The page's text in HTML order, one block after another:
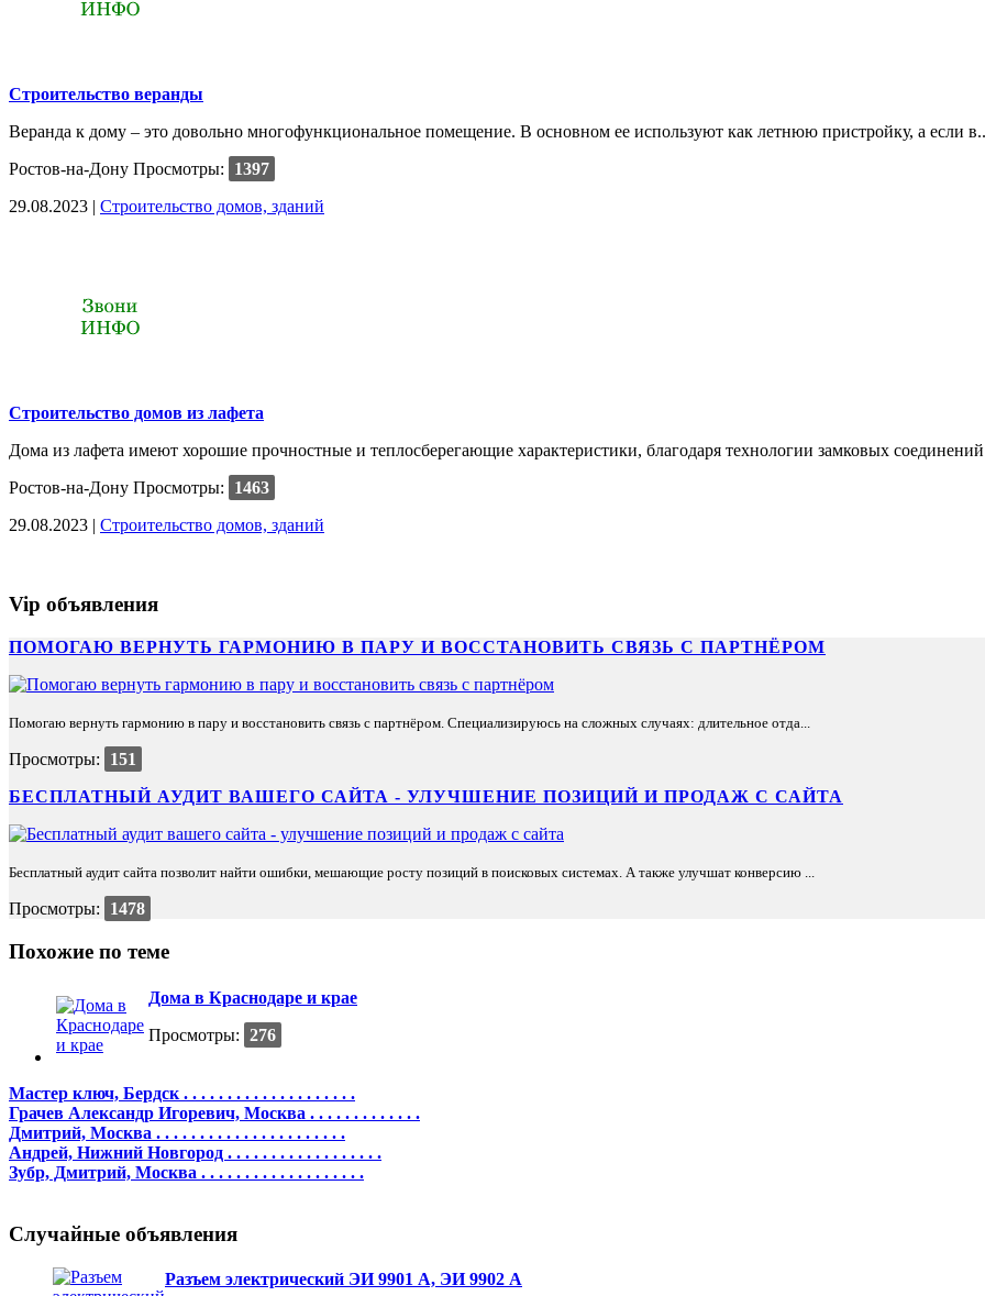
Строительство веранды
Веранда к дому – это довольно многофункциональное помещение. В основном ее используют как летнюю пристройку, а если
Ростов-на-Дону Просмотры:
1397
29.08.2023 | Строительство домов, зданий
Строительство домов из лафета
Дома из лафета имеют хорошие прочностные и теплосберегающие характеристики, благодаря технологии замковых
Ростов-на-Дону Просмотры:
1463
29.08.2023 | Строительство домов, зданий
Vip объявления
ПОМОГАЮ ВЕРНУТЬ ГАРМОНИЮ В ПАРУ И ВОССТАНОВИТЬ СВЯЗЬ С ПАРТНЁРОМ
Помогаю вернуть гармонию в пару и восстановить связь с партнёром. Специализируюсь на сложных случаях: длительное отда...
Просмотры:
151
БЕСПЛАТНЫЙ АУДИТ ВАШЕГО САЙТА - УЛУЧШЕНИЕ ПОЗИЦИЙ И ПРОДАЖ С САЙТА
Бесплатный аудит сайта позволит найти ошибки, мешающие росту позиций в поисковых системах. А также улучшат конверсию ...
Просмотры: 1478
Похожие по теме
Дома в Краснодаре и крае
Просмотры: 276
Мастер ключ, Бердск . . . . . . . . . . . . . . . . . . . .
Грачев Александр Игоревич, Москва . . . . . . . . . . . . .
Дмитрий, Москва . . . . . . . . . . . . . . . . . . . . . .
Андрей, Нижний Новгород . . . . . . . . . . . . . . . . . .
Зубр, Дмитрий, Москва . . . . . . . . . . . . . . . . . . .
Случайные объявления
Разъем электрический ЭИ 9901 А, ЭИ 9902 А